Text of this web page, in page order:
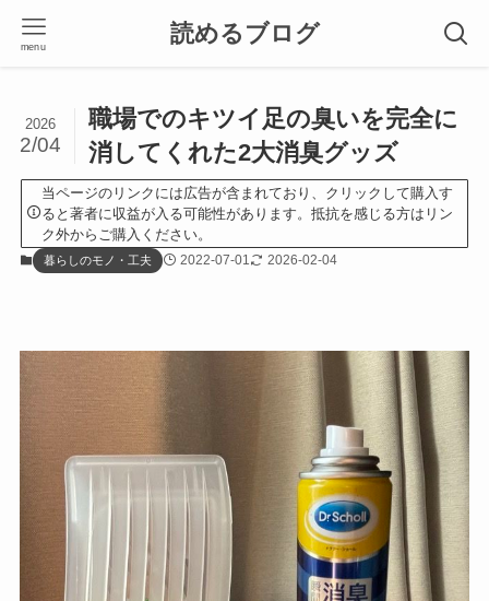
読めるブログ
menu
職場でのキツイ足の臭いを完全に
消してくれた2大消臭グッズ
2026
2/04
当ページのリンクには広告が含まれており、クリックして購入す
ると著者に収益が入る可能性があります。抵抗を感じる方はリン
ク外からご購入ください。
暮らしのモノ・工夫 2022-07-01 2026-02-04